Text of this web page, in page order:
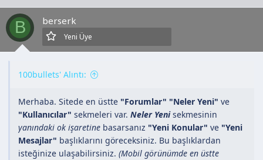
l
e
r
B berserk
Yeni Üye
100bullets' Alıntı:
Merhaba. Sitede en üstte "Forumlar" "Neler Yeni" ve
"Kullanıcılar" sekmeleri var. Neler Yenisekmesinin
yanındaki ok işaretine basarsanız "Yeni Konular" ve "Yeni
Mesajlar" başlıklarını göreceksiniz. Bu başlıklardan
isteğinize ulaşabilirsiniz. (Mobil görünümde en üstte